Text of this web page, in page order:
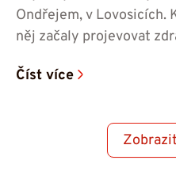
Ondřejem, v Lovosicích.
něj začaly projevovat
Číst více